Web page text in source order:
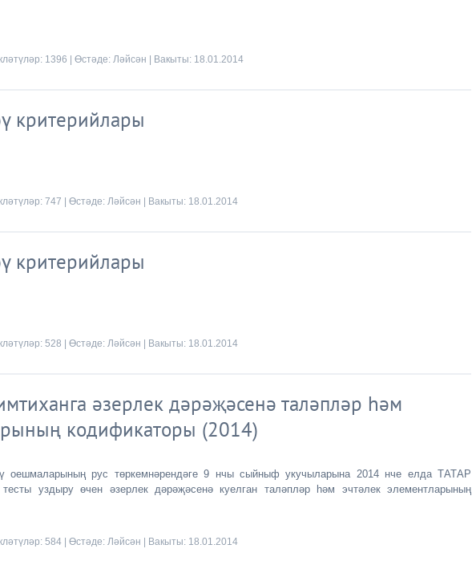
1396 | Өстәде: Ләйсән | Вакыты: 18.01.2014
критерийлары
747 | Өстәде: Ләйсән | Вакыты: 18.01.2014
критерийлары
528 | Өстәде: Ләйсән | Вакыты: 18.01.2014
әзерлек дәрәҗәсенә таләпләр һәм
кодификаторы (2014)
оешмаларының рус төркемнәрендәге 9 нчы сыйныф укучыларына 2014 нче елда ТАТАР
уздыру өчен әзерлек дәрәҗәсенә куелган таләпләр һәм эчтәлек элементларының
584 | Өстәде: Ләйсән | Вакыты: 18.01.2014